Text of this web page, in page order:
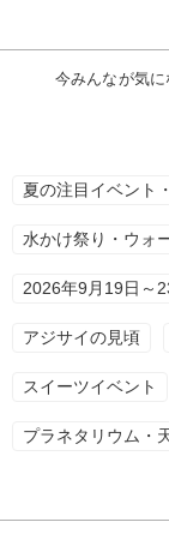
今みんなが気
夏の注目イベント
水かけ祭り・ウォ
2026年9月19日～
アジサイの見頃
スイーツイベント
プラネタリウム・